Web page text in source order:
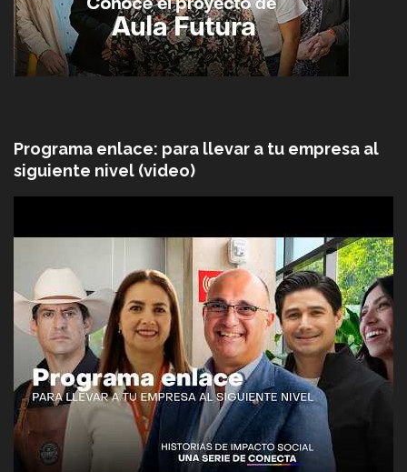
Programa enlace: para llevar a tu empresa al
siguiente nivel (video)